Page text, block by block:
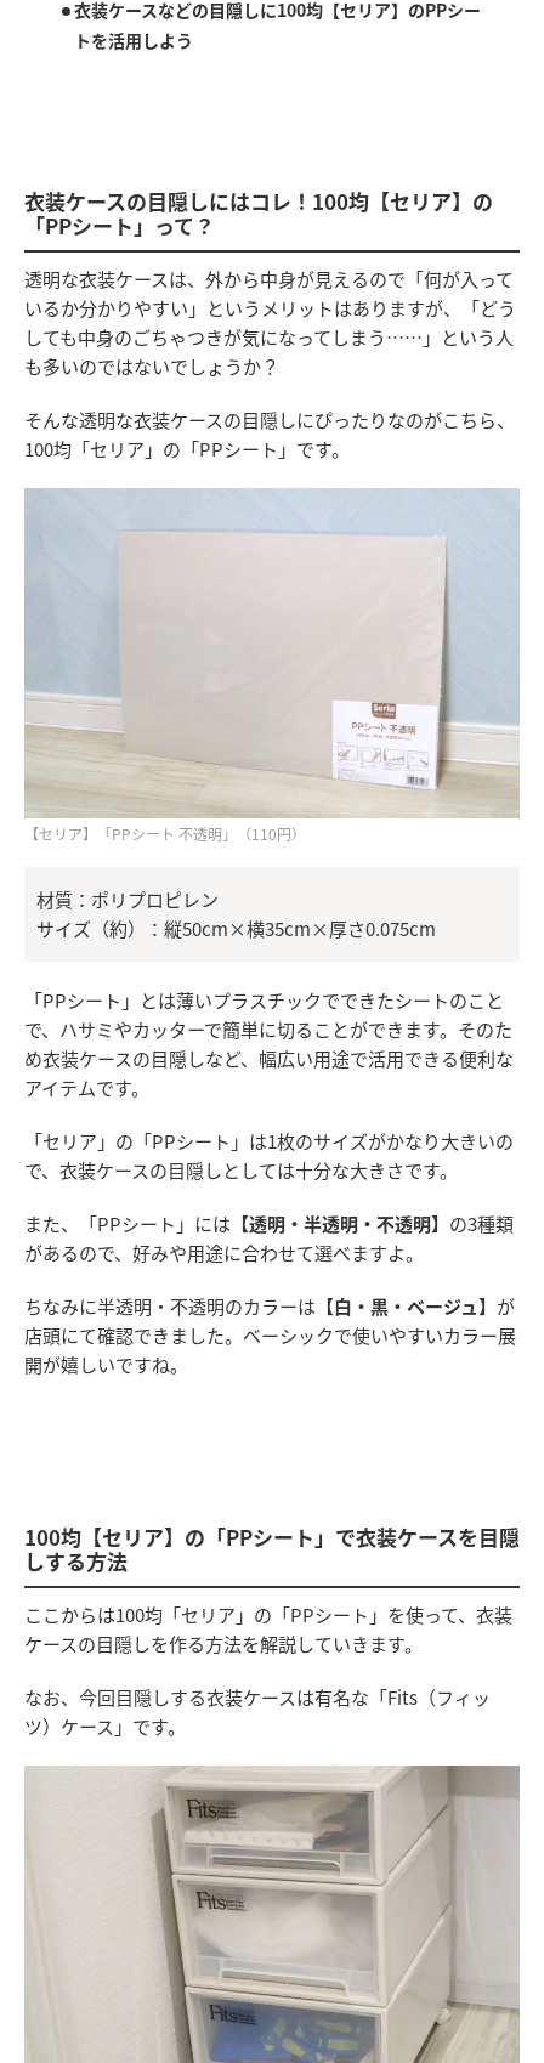
衣装ケースなどの目隠しに100均【セリア】のPPシー
トを活用しよう
衣装ケースの目隠しにはコレ！100均【セリア】の
「PPシート」って？
透明な衣装ケースは、外から中身が見えるので「何が入って
いるか分かりやすい」というメリットはありますが、「どう
しても中身のごちゃつきが気になってしまう……」という人
も多いのではないでしょうか？
そんな透明な衣装ケースの目隠しにぴったりなのがこちら、
100均「セリア」の「PPシート」です。
【セリア】「PPシート 不透明」（110円）
材質：ポリプロピレン
サイズ（約）：縦50cm×横35cm×厚さ0.075cm
「PPシート」とは薄いプラスチックでできたシートのこと
で、ハサミやカッターで簡単に切ることができます。そのた
め衣装ケースの目隠しなど、幅広い用途で活用できる便利な
アイテムです。
「セリア」の「PPシート」は1枚のサイズがかなり大きいの
で、衣装ケースの目隠しとしては十分な大きさです。
また、「PPシート」には 【透明・半透明・不透明】 の3種類
があるので、好みや用途に合わせて選べますよ。
ちなみに半透明・不透明のカラーは 【白・黒・ベージュ】 が
店頭にて確認できました。ベーシックで使いやすいカラー展
開が嬉しいですね。
100均【セリア】の「PPシート」で衣装ケースを目隠
しする方法
ここからは100均「セリア」の「PPシート」を使って、衣装
ケースの目隠しを作る方法を解説していきます。
なお、今回目隠しする衣装ケースは有名な「Fits（フィッ
ツ）ケース」です。